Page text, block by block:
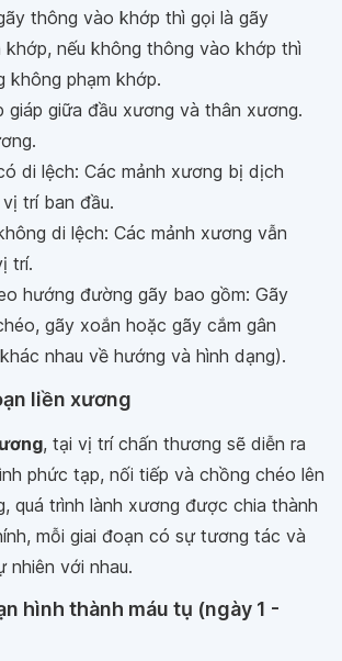
thông vào khớp thì gọi là gãy
khớp, nếu không thông vào khớp thì
không phạm khớp.
giáp giữa đầu xương và thân xương.
di lệch: Các mảnh xương bị dịch
trí ban đầu.
di lệch: Các mảnh xương vẫn
trí.
hướng đường gãy bao gồm: Gãy
gãy xoắn hoặc gãy cắm gân
nhau về hướng và hình dạng).
liền xương
, tại vị trí chấn thương sẽ diễn ra
phức tạp, nối tiếp và chồng chéo lên
quá trình lành xương được chia thành
mỗi giai đoạn có sự tương tác và
nhiên với nhau.
hình thành máu tụ (ngày 1 -